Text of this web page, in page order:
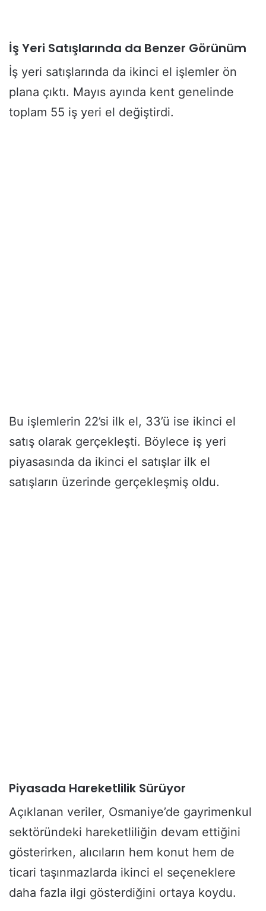
İş Yeri Satışlarında da Benzer Görünüm
İş yeri satışlarında da ikinci el işlemler ön
plana çıktı. Mayıs ayında kent genelinde
toplam 55 iş yeri el değiştirdi.
Bu işlemlerin 22’si ilk el, 33’ü ise ikinci el
satış olarak gerçekleşti. Böylece iş yeri
piyasasında da ikinci el satışlar ilk el
satışların üzerinde gerçekleşmiş oldu.
Piyasada Hareketlilik Sürüyor
Açıklanan veriler, Osmaniye’de gayrimenkul
sektöründeki hareketliliğin devam ettiğini
gösterirken, alıcıların hem konut hem de
ticari taşınmazlarda ikinci el seçeneklere
daha fazla ilgi gösterdiğini ortaya koydu.